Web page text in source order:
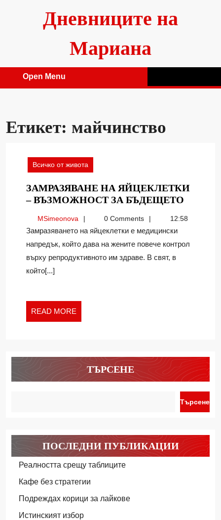
Дневниците на
Мариана
Open Menu
Етикет: майчинство
Всичко от живота
ЗАМРАЗЯВАНЕ НА ЯЙЦЕКЛЕТКИ
– ВЪЗМОЖНОСТ ЗА БЪДЕЩЕТО
MSimeonovaMSimeonova0 Comments 12:58
Замразяването на яйцеклетки е медицински
напредък, който дава на жените повече контрол
върху репродуктивното им здраве. В свят, в
който[...]
READ MORE
MORE
ТЪРСЕНЕ
Търсене
ПОСЛЕДНИ ПУБЛИКАЦИИ
Реалността срещу таблиците
Кафе без стратегии
Подреждах корици за лайкове
Истинският избор